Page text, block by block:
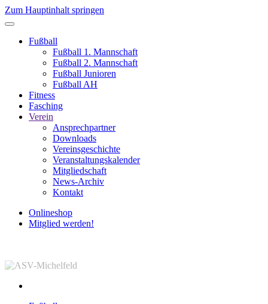
Zum Hauptinhalt springen
Fußball
Fußball 1. Mannschaft
Fußball 2. Mannschaft
Fußball Junioren
Fußball AH
Fitness
Fasching
Verein
Ansprechpartner
Downloads
Vereinsgeschichte
Veranstaltungskalender
Mitgliedschaft
News-Archiv
Kontakt
Onlineshop
Mitglied werden!